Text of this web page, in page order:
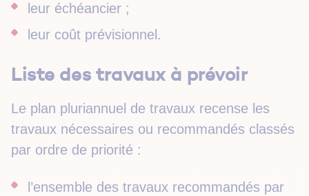
leur échéancier ;
leur coût prévisionnel.
Liste des travaux à prévoir
Le plan pluriannuel de travaux recense les
travaux nécessaires ou recommandés classés
par ordre de priorité :
l’ensemble des travaux recommandés par